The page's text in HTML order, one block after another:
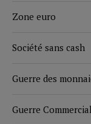
Zone euro
Société sans cash
Guerre des
Guerre